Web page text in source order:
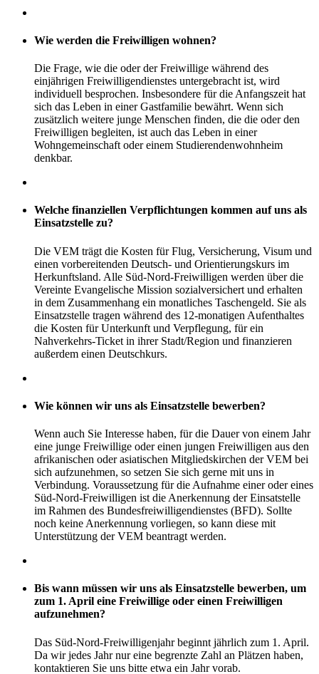
Wie werden die Freiwilligen wohnen?
Die Frage, wie die oder der Freiwillige während des
einjährigen Freiwilligendienstes untergebracht ist, wird
individuell besprochen. Insbesondere für die Anfangszeit hat
sich das Leben in einer Gastfamilie bewährt. Wenn sich
zusätzlich weitere junge Menschen finden, die die oder den
Freiwilligen begleiten, ist auch das Leben in einer
Wohngemeinschaft oder einem Studierendenwohnheim
denkbar.
Welche finanziellen Verpflichtungen kommen auf uns als
Einsatzstelle zu?
Die VEM trägt die Kosten für Flug, Versicherung, Visum und
einen vorbereitenden Deutsch- und Orientierungskurs im
Herkunftsland. Alle Süd-Nord-Freiwilligen werden über die
Vereinte Evangelische Mission sozialversichert und erhalten
in dem Zusammenhang ein monatliches Taschengeld. Sie als
Einsatzstelle tragen während des 12-monatigen Aufenthaltes
die Kosten für Unterkunft und Verpflegung, für ein
Nahverkehrs-Ticket in ihrer Stadt/Region und finanzieren
außerdem einen Deutschkurs.
Wie können wir uns als Einsatzstelle bewerben?
Wenn auch Sie Interesse haben, für die Dauer von einem Jahr
eine junge Freiwillige oder einen jungen Freiwilligen aus den
afrikanischen oder asiatischen Mitgliedskirchen der VEM bei
sich aufzunehmen, so setzen Sie sich gerne mit uns in
Verbindung. Voraussetzung für die Aufnahme einer oder eines
Süd-Nord-Freiwilligen ist die Anerkennung der Einsatstelle
im Rahmen des Bundesfreiwilligendienstes (BFD). Sollte
noch keine Anerkennung vorliegen, so kann diese mit
Unterstützung der VEM beantragt werden.
Bis wann müssen wir uns als Einsatzstelle bewerben, um
zum 1. April eine Freiwillige oder einen Freiwilligen
aufzunehmen?
Das Süd-Nord-Freiwilligenjahr beginnt jährlich zum 1. April.
Da wir jedes Jahr nur eine begrenzte Zahl an Plätzen haben,
kontaktieren Sie uns bitte etwa ein Jahr vorab.